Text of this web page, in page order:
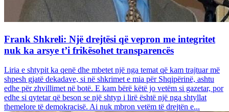
Frank Shkreli: Një drejtësi që vepron me integritet
nuk ka arsye t’i frikësohet transparencës
Liria e shtypit ka qenë dhe mbetet një nga temat që kam trajtuar më
shpesh gjatë dekadave, si në shkrimet e mia për Shqipërinë, ashtu
edhe për zhvillimet në botë. E kam bërë këtë jo vetëm si gazetar, por
edhe si qytetar që beson se një shtyp i lirë është një nga shtyllat
themelore të demokracisë. Ai nuk mbron vetëm të drejtën e...